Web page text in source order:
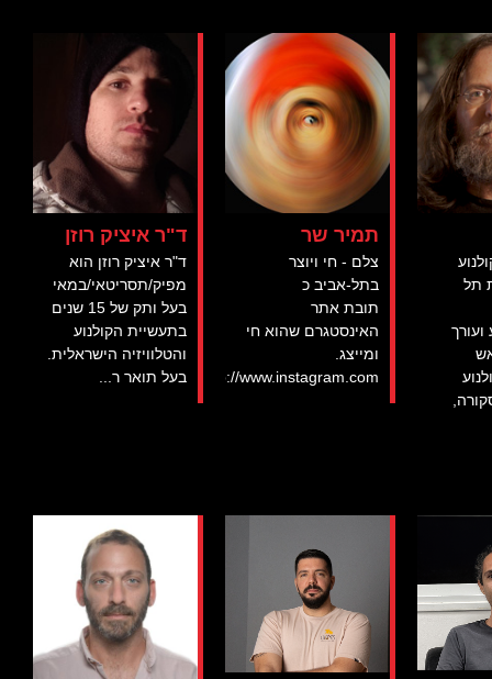
תל
ועורך
תמיר שר
צלם - חי ויוצר
בתל-אביב כ
תובת אתר
האינסטגרם שהוא חי
ומייצג.
http://www.instagram.com...
ד"ר איציק רוזן
ד"ר איציק רוזן הוא
מפיק/תסריטאי/במאי
בעל ותק של 15 שנים
בתעשיית הקולנוע
והטלוויזיה הישראלית.
בעל תואר ר...